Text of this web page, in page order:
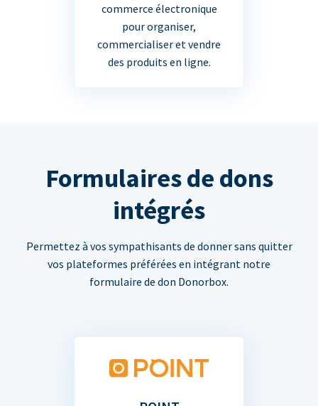
commerce électronique
pour organiser,
commercialiser et vendre
des produits en ligne.
Formulaires de dons
intégrés
Permettez à vos sympathisants de donner sans quitter
vos plateformes préférées en intégrant notre
formulaire de don Donorbox.